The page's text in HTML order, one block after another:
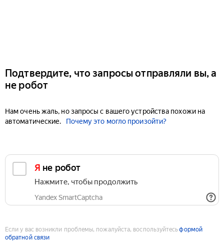
Подтвердите, что запросы отправляли вы, а
не робот
Нам очень жаль, но запросы с вашего устройства похожи на
автоматические.
Почему это могло произойти?
Я не робот
Нажмите, чтобы продолжить
Yandex SmartCaptcha
Если у вас возникли проблемы, пожалуйста, воспользуйтесьформой
обратной связи